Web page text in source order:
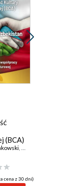
(BCA)
, Małgorzata
cena z 30 dni)